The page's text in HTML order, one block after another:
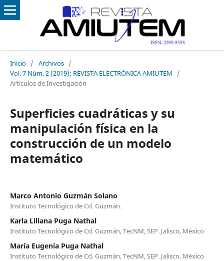
Inicio / Archivos /
Vol. 7 Núm. 2 (2019): REVISTA ELECTRÓNICA AMIUTEM
/
Artículos de Investigación
Superficies cuadráticas y su
manipulación física en la
construcción de un modelo
matemático
Marco Antonio Guzmán Solano
Instituto Tecnológico de Cd. Guzmán.
Karla Liliana Puga Nathal
Instituto Tecnológico de Cd. Guzmán, TecNM, SEP. Jalisco, México
María Eugenia Puga Nathal
Instituto Tecnológico de Cd. Guzmán, TecNM, SEP. Jalisco, México